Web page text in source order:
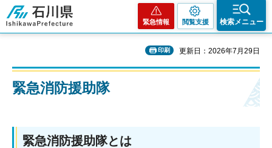
石川県
緊急情報 閲覧支援 検索メニュー
印刷 更新日：2026年7月29日
緊急消防援助隊
緊急消防援助隊とは